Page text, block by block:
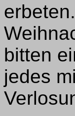
bitten
jedes